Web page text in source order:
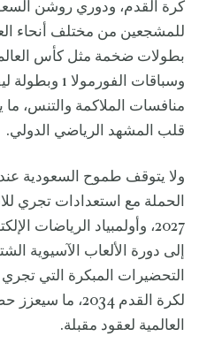
كرة القدم، ودوري روشن
للمشجعين من مختلف أنحاء
بطولات ضخمة مثل كأس العالم
وسباقات
منافسات الملاكمة والتنس،
قلب المشهد الرياضي الدولي.
ولا يتوقف طموح السعودية
الحملة مع استعدادات تجري
2027، وأولمبياد الرياضات
التحضيرات المبكرة التي تجري
لكرة القدم 2034،
العالمية لعقود مقبلة.